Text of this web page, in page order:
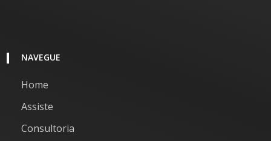
NAVEGUE
Home
Assiste
Consultoria